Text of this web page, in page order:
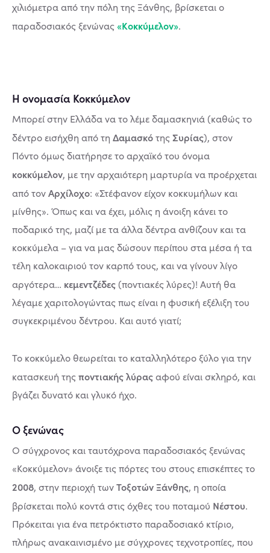
χιλιόμετρα από την πόλη της Ξάνθης, βρίσκεται ο
παραδοσιακός ξενώνας«Κοκκύμελον».
Η ονομασία Κοκκύμελον
Μπορεί στην Ελλάδα να το λέμε δαμασκηνιά (καθώς το
δέντρο εισήχθη από τη ΔαμασκότηςΣυρίας), στον
Πόντο όμως διατήρησε το αρχαϊκό του όνομα
κοκκύμελον, με την αρχαιότερη μαρτυρία να προέρχεται
από τονΑρχίλοχο: «Στέφανον είχον κοκκυμήλων και
μίνθης». Όπως και να έχει, μόλις η άνοιξη κάνει το
ποδαρικό της, μαζί με τα άλλα δέντρα ανθίζουν και τα
κοκκύμελα – για να μας δώσουν περίπου στα μέσα ή τα
τέλη καλοκαιριού τον καρπό τους, και να γίνουν λίγο
αργότερα… κεμεντζέδες(ποντιακές λύρες)! Αυτή θα
λέγαμε χαριτολογώντας πως είναι η φυσική εξέλιξη του
συγκεκριμένου δέντρου. Και αυτό γιατί;
Το κοκκύμελο θεωρείται το καταλληλότερο ξύλο για την
κατασκευή τηςποντιακής λύραςαφού είναι σκληρό, και
βγάζει δυνατό και γλυκό ήχο.
Ο ξενώνας
Ο σύγχρονος και ταυτόχρονα παραδοσιακός ξενώνας
«Κοκκύμελον» άνοιξε τις πόρτες του στους επισκέπτες το
2008, στην περιοχή τωνΤοξοτών Ξάνθης, η οποία
βρίσκεται πολύ κοντά στις όχθες του ποταμού Νέστου.
Πρόκειται για ένα πετρόκτιστο παραδοσιακό κτίριο,
πλήρως ανακαινισμένο με σύγχρονες τεχνοτροπίες, που